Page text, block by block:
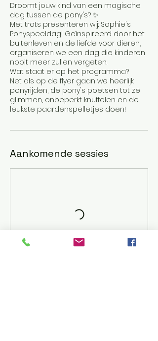
Droomt jouw kind van een magische
dag tussen de pony's? ✨
Met trots presenteren wij: Sophie's
Ponyspeeldag! Geïnspireerd door het
buitenleven en de liefde voor dieren,
organiseren we een dag die kinderen
nooit meer zullen vergeten.
Wat staat er op het programma?
Net als op de flyer gaan we heerlijk
ponyrijden, de pony's poetsen tot ze
glimmen, onbeperkt knuffelen en de
leukste paardenspelletjes doen!
Aankomende sessies